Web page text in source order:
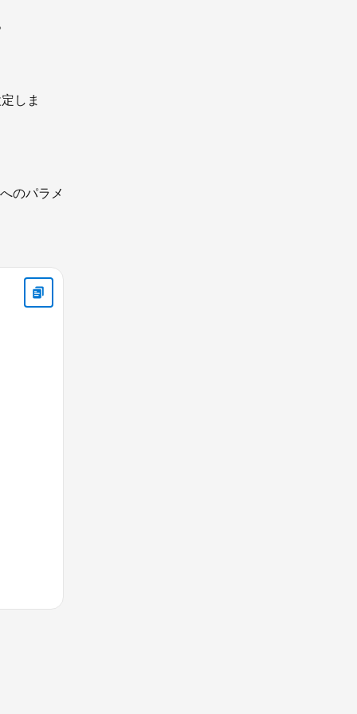
しま
のパラメ
from '@salesforce/apex/